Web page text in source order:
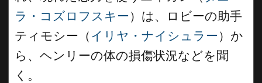
ラ・コズロフスキー）は、ロビーの助手
ティモシー（ イリヤ・ナイシュラー）か
ら、ヘンリーの体の損傷状況などを聞
く。